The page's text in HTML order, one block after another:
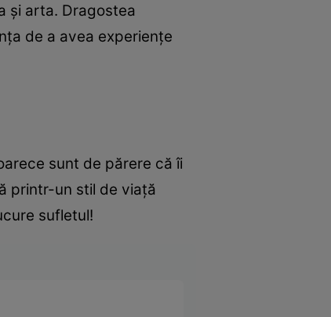
și arta. Dragostea
de a avea experiențe
sunt de părere că îi
printr-un stil de viață
sufletul!